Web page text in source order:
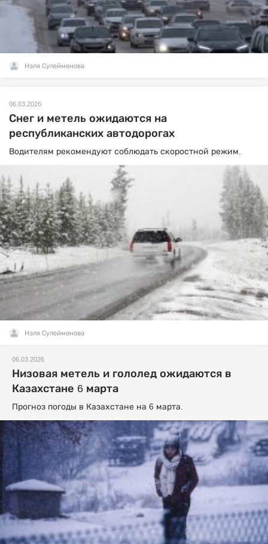
Нэля Сулейменова
06.03.2026
Снег и метель ожидаются на
республиканских автодорогах
Водителям рекомендуют соблюдать скоростной режим.
Нэля Сулейменова
06.03.2026
Низовая метель и гололед ожидаются в
Казахстане 6 марта
Прогноз погоды в Казахстане на 6 марта.